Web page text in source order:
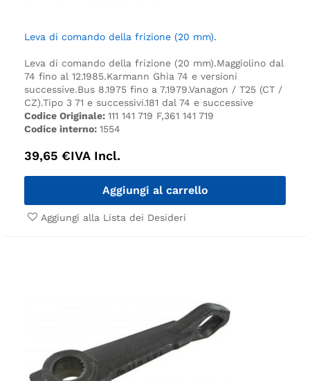
Leva di comando della frizione (20 mm).
Leva di comando della frizione (20 mm).Maggiolino dal
74 fino al 12.1985.Karmann Ghia 74 e versioni
successive.Bus 8.1975 fino a 7.1979.Vanagon / T25 (CT /
CZ).Tipo 3 71 e successivi.181 dal 74 e successive
Codice Originale: 111 141 719 F,361 141 719
Codice interno: 1554
39,65 €IVA Incl.
Aggiungi al carrello
Aggiungi alla Lista dei Desideri